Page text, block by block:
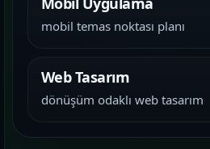
mobil temas noktası planı
Web Tasarım
dönüşüm odaklı web tasarım